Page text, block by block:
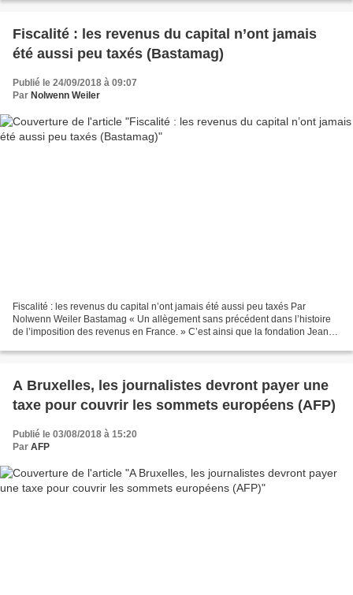
Fiscalité : les revenus du capital n’ont jamais
été aussi peu taxés (Bastamag)
Publié le 24/09/2018 à 09:07
Par Nolwenn Weiler
Fiscalité : les revenus du capital n’ont jamais été aussi peu taxés Par
Nolwenn Weiler Bastamag « Un allègement sans précédent dans l’histoire
de l’imposition des revenus en France. » C’est ainsi que la fondation Jean
A Bruxelles, les journalistes devront payer une
taxe pour couvrir les sommets européens (AFP)
Publié le 03/08/2018 à 15:20
Par AFP